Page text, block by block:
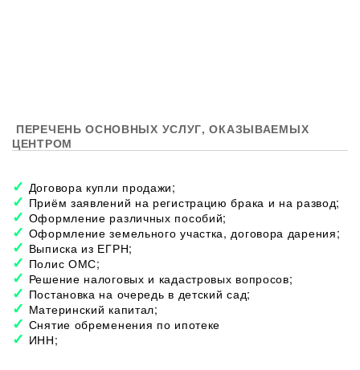
ПЕРЕЧЕНЬ ОСНОВНЫХ УСЛУГ, ОКАЗЫВАЕМЫХ
ЦЕНТРОМ
Договора купли продажи;
Приём заявлений на регистрацию брака и на развод;
Оформление различных пособий;
Оформление земельного участка, договора дарения;
Выписка из ЕГРН;
Полис ОМС;
Решение налоговых и кадастровых вопросов;
Постановка на очередь в детский сад;
Материнский капитал;
Снятие обременения по ипотеке
ИНН;